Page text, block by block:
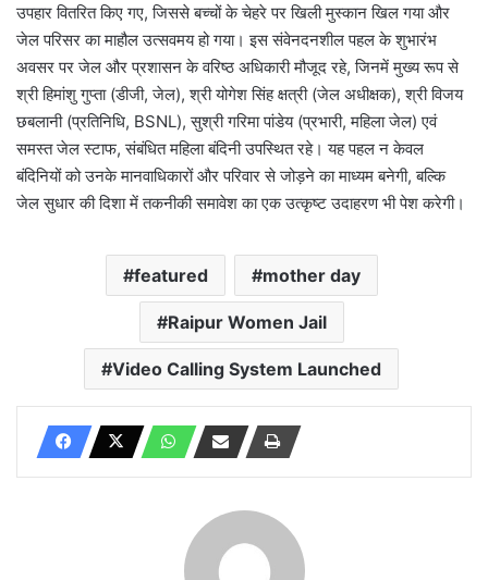
उपहार वितरित किए गए, जिससे बच्चों के चेहरे पर खिली मुस्कान खिल गया और
जेल परिसर का माहौल उत्सवमय हो गया। इस संवेनदनशील पहल के शुभारंभ
अवसर पर जेल और प्रशासन के वरिष्ठ अधिकारी मौजूद रहे, जिनमें मुख्य रूप से
श्री हिमांशु गुप्ता (डीजी, जेल), श्री योगेश सिंह क्षत्री (जेल अधीक्षक), श्री विजय
छबलानी (प्रतिनिधि, BSNL), सुश्री गरिमा पांडेय (प्रभारी, महिला जेल) एवं
समस्त जेल स्टाफ, संबंधित महिला बंदिनी उपस्थित रहे। यह पहल न केवल
बंदिनियों को उनके मानवाधिकारों और परिवार से जोड़ने का माध्यम बनेगी, बल्कि
जेल सुधार की दिशा में तकनीकी समावेश का एक उत्कृष्ट उदाहरण भी पेश करेगी।
featured mother day
Raipur Women Jail
Video Calling System Launched